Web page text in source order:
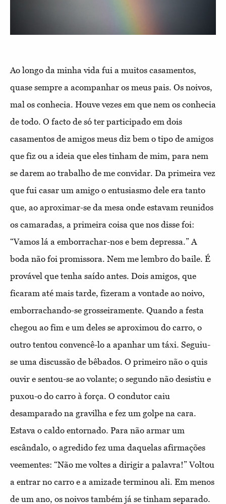
Ao longo da minha vida fui a muitos casamentos,
quase sempre a acompanhar os meus pais. Os noivos,
mal os conhecia. Houve vezes em que nem os conhecia
de todo. O facto de só ter participado em dois
casamentos de amigos meus diz bem o tipo de amigos
que fiz ou a ideia que eles tinham de mim, para nem
se darem ao trabalho de me convidar. Da primeira vez
que fui casar um amigo o entusiasmo dele era tanto
que, ao aproximar-se da mesa onde estavam reunidos
os camaradas, a primeira coisa que nos disse foi:
“Vamos lá a emborrachar-nos e bem depressa.” A
boda não foi promissora. Nem me lembro do baile. É
provável que tenha saído antes. Dois amigos, que
ficaram até mais tarde, fizeram a vontade ao noivo,
emborrachando-se grosseiramente. Quando a festa
chegou ao fim e um deles se aproximou do carro, o
outro tentou convencê-lo a apanhar um táxi. Seguiu-
se uma discussão de bêbados. O primeiro não o quis
ouvir e sentou-se ao volante; o segundo não desistiu e
puxou-o do carro à força. O condutor caiu
desamparado na gravilha e fez um golpe na cara.
Estava o caldo entornado. Para não armar um
escândalo, o agredido fez uma daquelas afirmações
veementes: “Não me voltes a dirigir a palavra!” Voltou
a entrar no carro e a amizade terminou ali. Em menos
de um ano, os noivos também já se tinham separado.